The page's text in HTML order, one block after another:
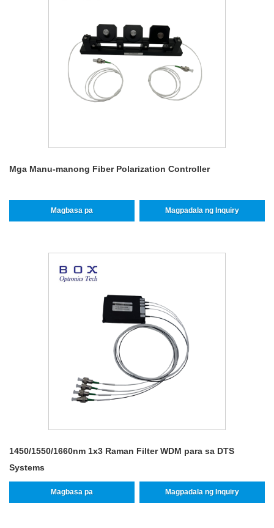
Mga Manu-manong Fiber Polarization Controller
Magbasa pa Magpadala ng Inquiry
1450/1550/1660nm 1x3 Raman Filter WDM para sa DTS
Systems
Magbasa pa Magpadala ng Inquiry